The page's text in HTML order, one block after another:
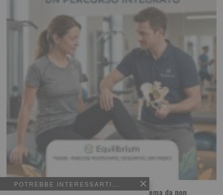
POTREBBE INTERESSARTI...
Dolore all’anca a Torino: quando è un problema da non